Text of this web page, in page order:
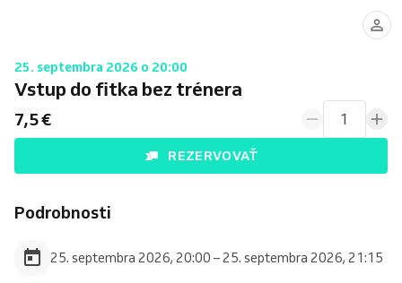
25. septembra 2026 o 20:00
Vstup do fitka bez trénera
7,5 € 1
REZERVOVAŤ
Podrobnosti
25. septembra 2026, 20:00 – 25. septembra 2026, 21:15